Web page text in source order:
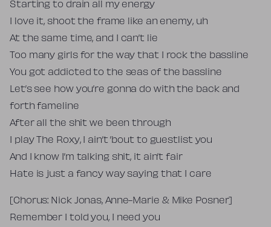
Starting to drain all my energy
I love it, shoot the frame like an enemy, uh
At the same time, and I can’t lie
Too many girls for the way that I rock the bassline
You got addicted to the seas of the bassline
Let’s see how you’re gonna do with the back and
forth fameline
After all the shit we been through
I play The Roxy, I ain’t ’bout to guestlist you
And I know I’m talking shit, it ain’t fair
Hate is just a fancy way saying that I care
[Chorus: Nick Jonas, Anne-Marie & Mike Posner]
Remember I told you, I need you